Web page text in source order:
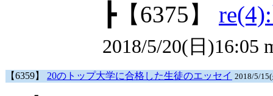
┣【6375】
2018/5/20(日)16:05
【6359】 20のトップ大学に合格した生徒のエッセイ 2018/5/